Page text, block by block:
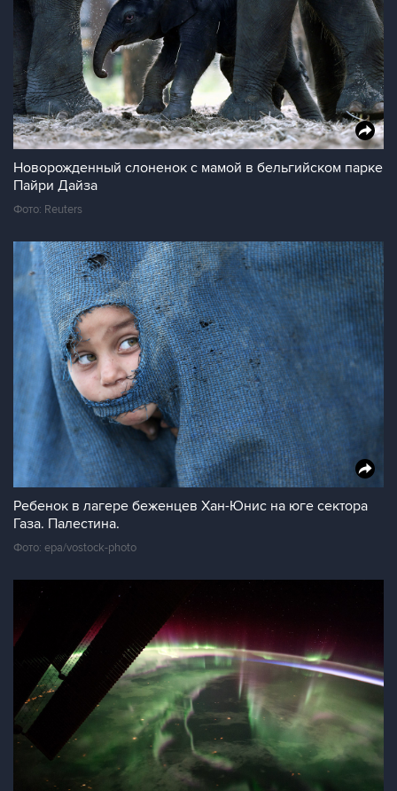
Новорожденный слоненок с мамой в бельгийском парке
Пайри Дайза
Фото: Reuters
Ребенок в лагере беженцев Хан-Юнис на юге сектора
Газа. Палестина.
Фото: epa/vostock-photo